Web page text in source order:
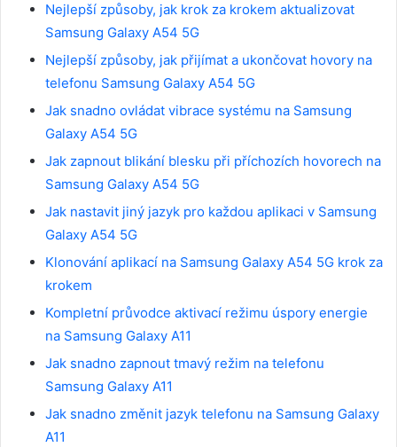
Nejlepší způsoby, jak krok za krokem aktualizovat
Samsung Galaxy A54 5G
Nejlepší způsoby, jak přijímat a ukončovat hovory na
telefonu Samsung Galaxy A54 5G
Jak snadno ovládat vibrace systému na Samsung
Galaxy A54 5G
Jak zapnout blikání blesku při příchozích hovorech na
Samsung Galaxy A54 5G
Jak nastavit jiný jazyk pro každou aplikaci v Samsung
Galaxy A54 5G
Klonování aplikací na Samsung Galaxy A54 5G krok za
krokem
Kompletní průvodce aktivací režimu úspory energie
na Samsung Galaxy A11
Jak snadno zapnout tmavý režim na telefonu
Samsung Galaxy A11
Jak snadno změnit jazyk telefonu na Samsung Galaxy
A11